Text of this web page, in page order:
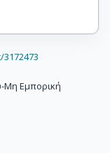
Μη Εμπορική